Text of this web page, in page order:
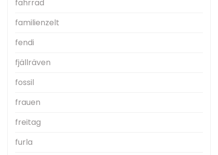
fahrrad
familienzelt
fendi
fjällräven
fossil
frauen
freitag
furla